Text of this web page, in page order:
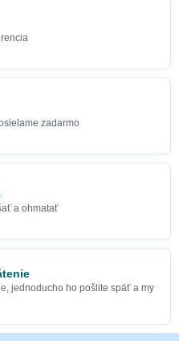
zadarmo
a ohmatať
jednoducho ho pošlite späť a my